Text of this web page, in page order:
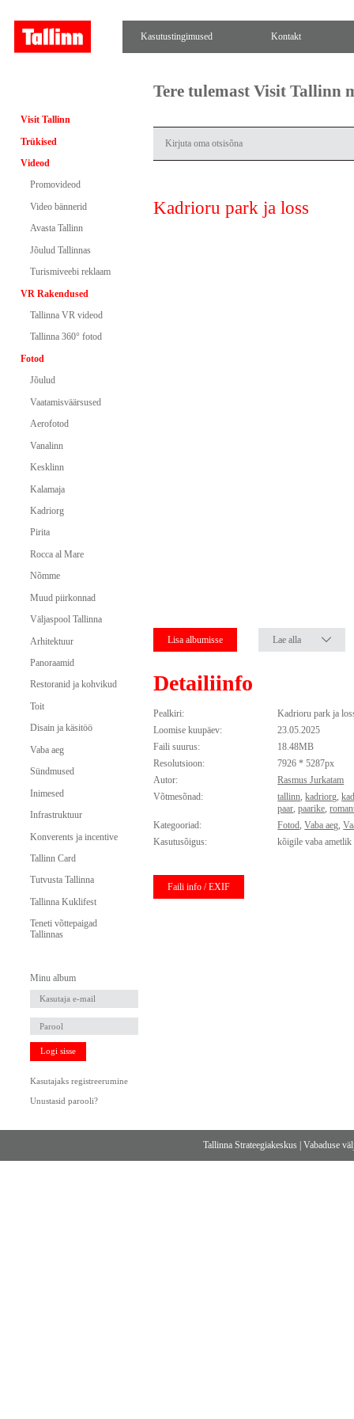
Kasutustingimused Kontakt
Visit Tallinn
Trükised
Videod
Promovideod
Video bännerid
Avasta Tallinn
Jõulud Tallinnas
Turismiveebi reklaam
VR Rakendused
Tallinna VR videod
Tallinna 360° fotod
Fotod
Jõulud
Vaatamisväärsused
Aerofotod
Vanalinn
Kesklinn
Kalamaja
Kadriorg
Pirita
Rocca al Mare
Nõmme
Muud piirkonnad
Väljaspool Tallinna
Arhitektuur
Panoraamid
Restoranid ja kohvikud
Toit
Disain ja käsitöö
Vaba aeg
Sündmused
Inimesed
Infrastruktuur
Konverents ja incentive
Tallinn Card
Tutvusta Tallinna
Tallinna Kuklifest
Teneti võttepaigad
Tallinnas
Minu album
Logi sisse
Kasutajaks registreerumine
Unustasid parooli?
Tere tulemast Visit Tallinn
Kadrioru park ja loss
Lisa albumisse Lae alla
Detailiinfo
Pealkiri:
Kadrioru park ja
Loomise kuupäev:
23.05.2025
Faili suurus:
18.48MB
Resolutsioon:
7926 * 5287px
Autor:
Rasmus Jurkatam
Võtmesõnad:
tallinn,kadriorg,
paar,paarike,
Kategooriad:
Fotod,Vaba aeg,
Kasutusõigus:
kõigile vaba
Faili info / EXIF
Tallinna Strateegiakeskus |Vabaduse